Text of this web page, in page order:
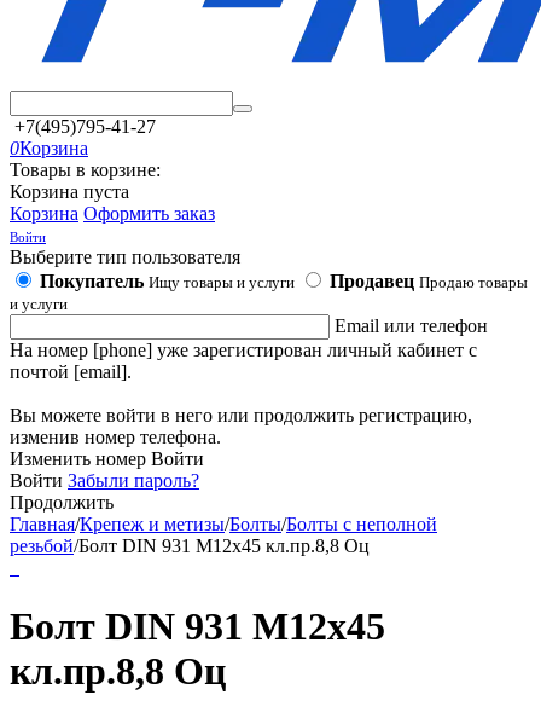
+7(495)795-41-27
0Корзина
Товары в корзине:
Корзина пуста
Корзина Оформить заказ
Войти
Выберите тип пользователя
Покупатель Ищу товары и услуги Продавец Продаю товары
и услуги
Email или телефон
На номер [phone] уже зарегистирован личный кабинет с
почтой [email].
Вы можете войти в него или продолжить регистрацию,
изменив номер телефона.
Изменить номер Войти
Войти Забыли пароль?
Продолжить
Главная/Крепеж и метизы/Болты/Болты с неполной
резьбой/Болт DIN 931 М12х45 кл.пр.8,8 Оц
Болт DIN 931 М12х45
кл.пр.8,8 Оц